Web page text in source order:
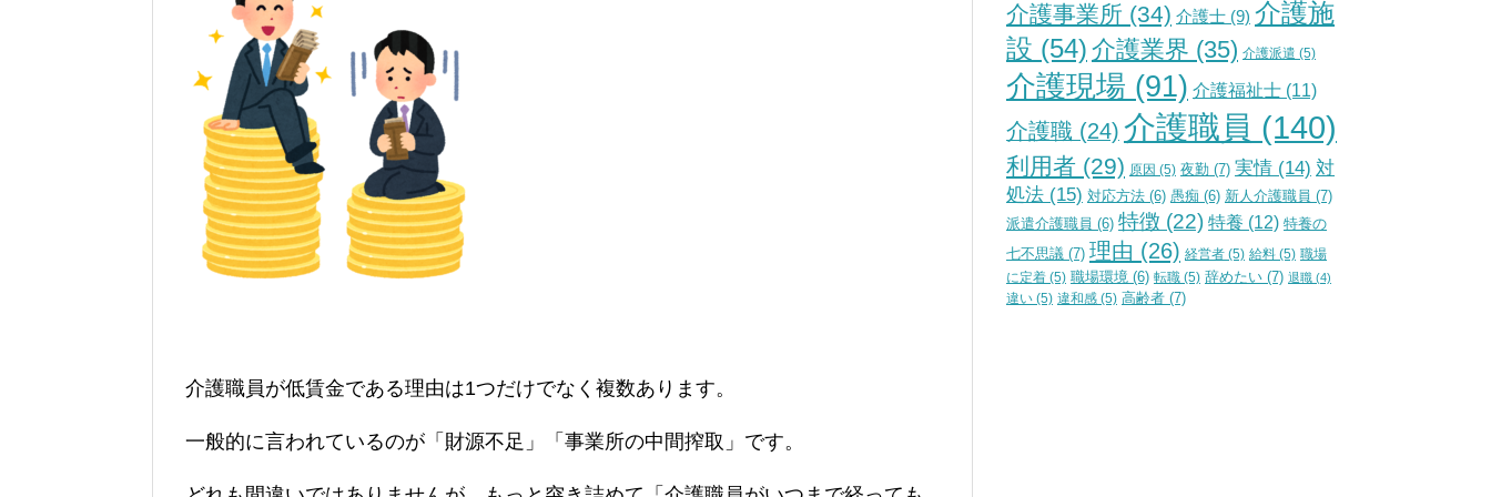
介護職員が低賃金である理由は1つだけでなく複数あります。
一般的に言われているのが「財源不足」「事業所の中間搾取」です。
介護事業所 (34) 介護士 (9) 介護施
設 (54) 介護業界 (35) 介護派遣 (5)
介護現場 (91) 介護福祉士 (11)
介護職 (24) 介護職員 (140)
利用者 (29) 原因 (5) 夜勤 (7) 実情 (14) 対
処法 (15) 対応方法 (6) 愚痴 (6) 新人介護職員 (7)
派遣介護職員 (6) 特徴 (22) 特養 (12) 特養の
七不思議 (7) 理由 (26) 経営者 (5) 給料 (5) 職場
に定着 (5) 職場環境 (6) 転職 (5) 辞めたい (7) 退職 (4)
違い (5) 違和感 (5) 高齢者 (7)